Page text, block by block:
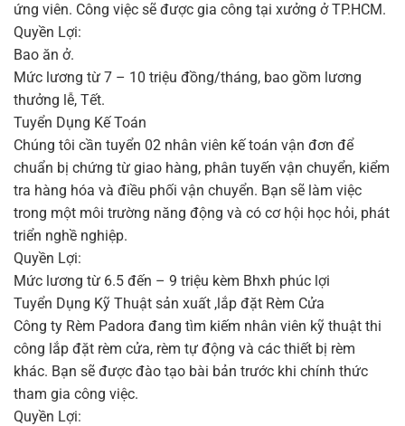
ứng viên. Công việc sẽ được gia công tại xưởng ở TP.HCM.
Quyền Lợi:
Bao ăn ở.
Mức lương từ 7 – 10 triệu đồng/tháng, bao gồm lương
thưởng lễ, Tết.
Tuyển Dụng Kế Toán
Chúng tôi cần tuyển 02 nhân viên kế toán vận đơn để
chuẩn bị chứng từ giao hàng, phân tuyến vận chuyển, kiểm
tra hàng hóa và điều phối vận chuyển. Bạn sẽ làm việc
trong một môi trường năng động và có cơ hội học hỏi, phát
triển nghề nghiệp.
Quyền Lợi:
Mức lương từ 6.5 đến – 9 triệu kèm Bhxh phúc lợi
Tuyển Dụng Kỹ Thuật sản xuất ,lắp đặt Rèm Cửa
Công ty Rèm Padora đang tìm kiếm nhân viên kỹ thuật thi
công lắp đặt rèm cửa, rèm tự động và các thiết bị rèm
khác. Bạn sẽ được đào tạo bài bản trước khi chính thức
tham gia công việc.
Quyền Lợi: